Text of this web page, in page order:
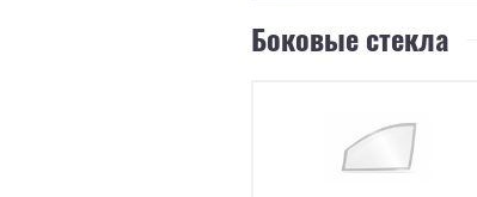
Боковые стекла